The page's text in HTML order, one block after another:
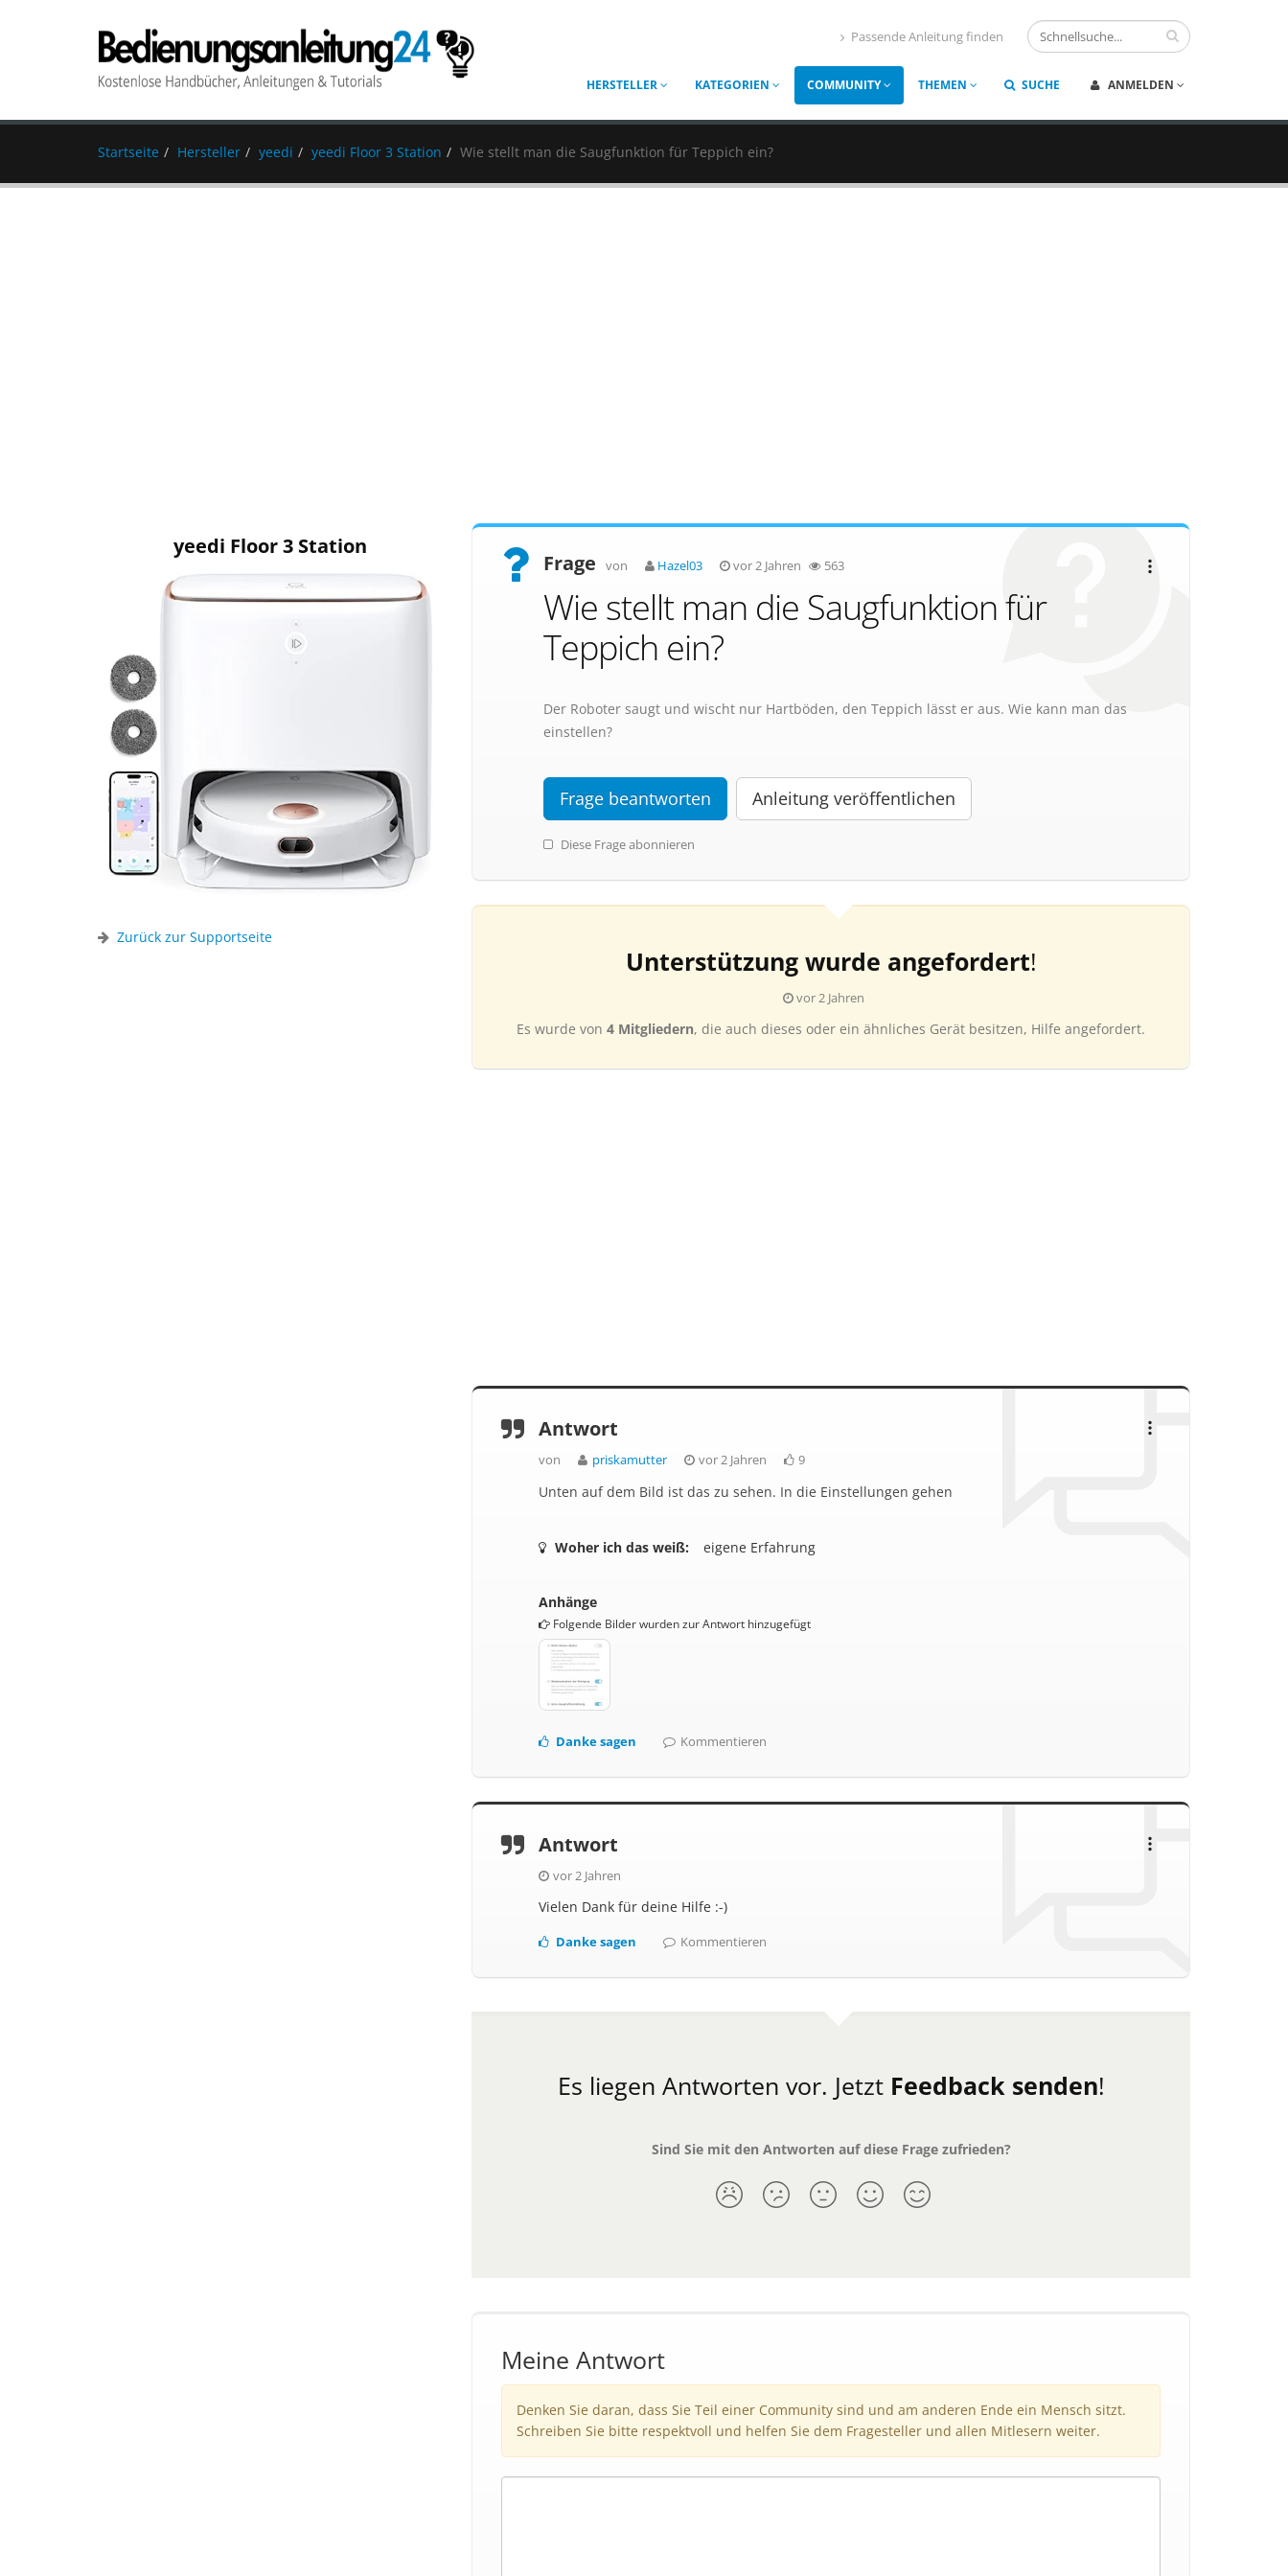
Passende Anleitung finden
HERSTELLER KATEGORIEN COMMUNITY THEMEN SUCHE ANMELDEN
Startseite Hersteller yeedi yeedi Floor 3 Station Wie stellt man die Saugfunktion für Teppich ein?
yeedi Floor 3 Station
Zurück zur Supportseite
Frage von Hazel03 vor 2 Jahren 563
Wie stellt man die Saugfunktion für
Teppich ein?
Der Roboter saugt und wischt nur Hartböden, den Teppich lässt er aus. Wie kann man das
einstellen?
Frage beantworten Anleitung veröffentlichen
Diese Frage abonnieren
Unterstützung wurde angefordert!
vor 2 Jahren
Es wurde von 4 Mitgliedern, die auch dieses oder ein ähnliches Gerät besitzen, Hilfe angefordert.
Antwort
von priskamutter vor 2 Jahren 9
Unten auf dem Bild ist das zu sehen. In die Einstellungen gehen
Woher ich das weiß: eigene Erfahrung
Anhänge
Folgende Bilder wurden zur Antwort hinzugefügt
Danke sagen Kommentieren
Antwort
vor 2 Jahren
Vielen Dank für deine Hilfe :-)
Danke sagen Kommentieren
Es liegen Antworten vor. Jetzt Feedback senden!
Sind Sie mit den Antworten auf diese Frage zufrieden?
Meine Antwort
Denken Sie daran, dass Sie Teil einer Community sind und am anderen Ende ein Mensch sitzt.
Schreiben Sie bitte respektvoll und helfen Sie dem Fragesteller und allen Mitlesern weiter.